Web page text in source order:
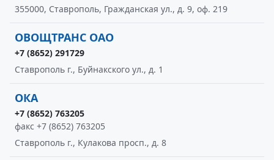
355000, Ставрополь, Гражданская ул., д. 9, оф. 219
ОВОЩТРАНС ОАО
+7 (8652) 291729
Ставрополь г., Буйнакского ул., д. 1
ОКА
+7 (8652) 763205
факс +7 (8652) 763205
Ставрополь г., Кулакова просп., д. 8